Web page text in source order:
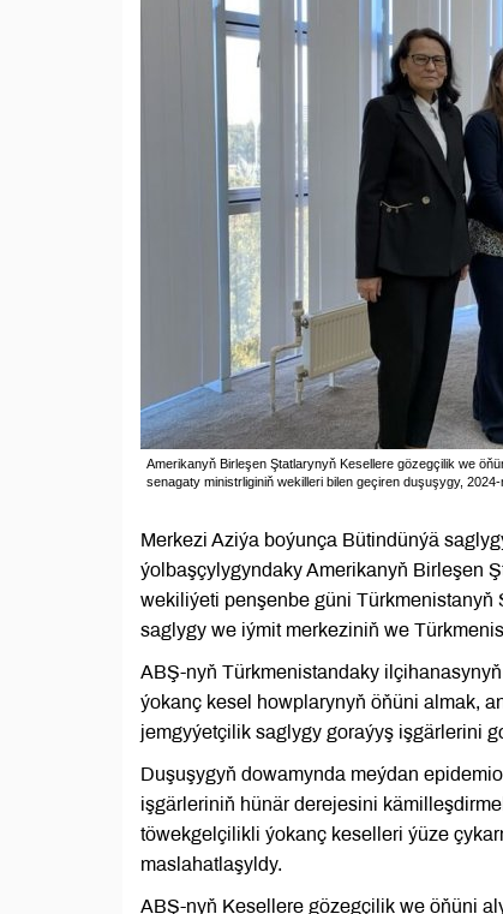
Amerikanyň Birleşen Ştatlarynyň Kesellere gözegçilik we
senagaty ministrliginiň wekilleri bilen geçiren duşuşygy,
Merkezi Aziýa boýunça Bütindünýä
ýolbaşçylygyndaky Amerikanyň Birleşen
wekiliýeti penşenbe güni
saglygy we iýmit merkeziniň we
ABŞ-nyň Türkmenistandaky
ýokanç kesel howplarynyň öňüni almak,
jemgyýetçilik saglygy goraýyş işgärlerini
Duşuşygyň dowamynda meýdan
işgärleriniň hünär derejesini
töwekgelçilikli ýokanç keselleri ýüze
maslahatlaşyldy.
ABŞ-nyň Kesellere gözegçilik we öňüni